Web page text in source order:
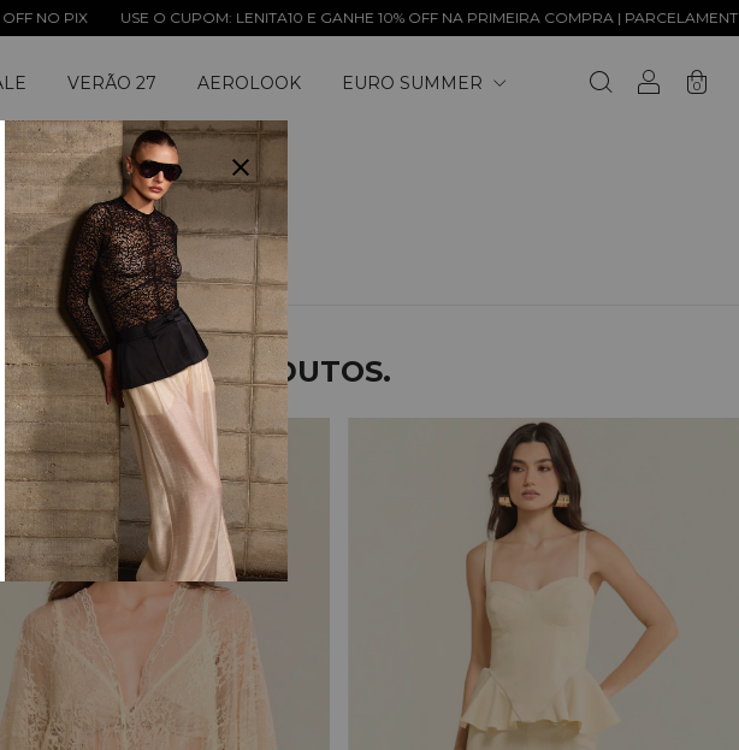
USE O CUPOM: LENITA10 E GANHE 10% OFF NA PRIMEIRA COMPRA | PARCELAMENTO EM ATÉ 6x
VERÃO 27 AEROLOOK EURO SUMMER 0
SEGUINTES PRODUTOS.